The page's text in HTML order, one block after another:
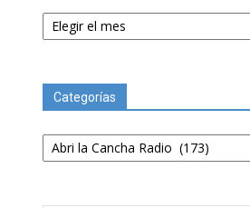
Archivos
Categorías
Categorías